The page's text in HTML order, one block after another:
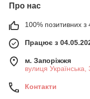
Про нас
100% позитивних з
Працює з
м. Запоріжжя
вулиця
Контакти